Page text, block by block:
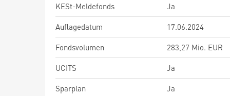
KESt-Meldefonds
Ja
Auflagedatum
17.06.2024
Fondsvolumen
283,27 Mio. EUR
UCITS
Ja
Sparplan
Ja